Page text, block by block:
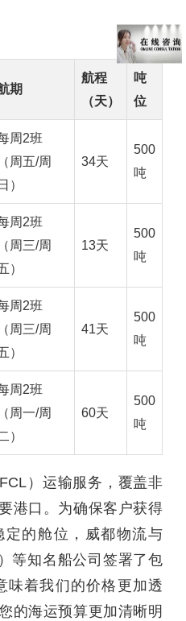
期
航程
（天）
吨
位
周2班
（周五/周
）
34天
500
吨
周2班
（周三/周
）
13天
500
吨
周2班
（周三/周
）
41天
500
吨
周2班
（周一/周
）
60天
500
吨
）运输服务，覆盖非
港口。为确保客户获得
的舱位，威都物流与
等知名船公司签署了包
味着我们的价格更加透
的海运预算更加清晰明